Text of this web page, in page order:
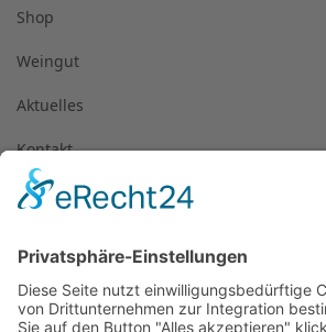
Shop
Weingut
Aktuelles
Kontakt
Melde Dich für unseren Newsletter an und
verpasse kein Angebot!